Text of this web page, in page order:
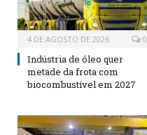
4 DE AGOSTO DE 2026 0
Indústria de óleo quer
metade da frota com
biocombustível em 2027